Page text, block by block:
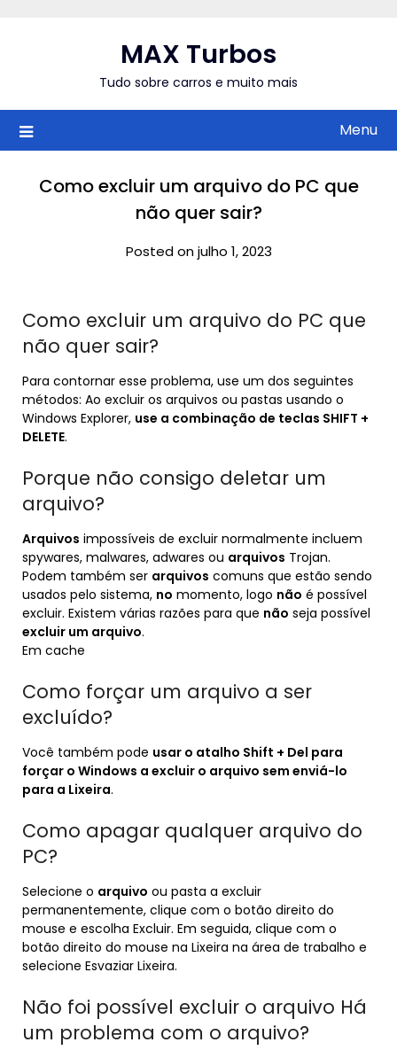
MAX Turbos
Tudo sobre carros e muito mais
Menu
Como excluir um arquivo do PC que
não quer sair?
Posted on julho 1, 2023
Como excluir um arquivo do PC que
não quer sair?
Para contornar esse problema, use um dos seguintes
métodos: Ao excluir os arquivos ou pastas usando o
Windows Explorer, use a combinação de teclas SHIFT +
DELETE.
Porque não consigo deletar um
arquivo?
Arquivos impossíveis de excluir normalmente incluem
spywares, malwares, adwares ou arquivos Trojan.
Podem também ser arquivos comuns que estão sendo
usados pelo sistema, no momento, logo não é possível
excluir. Existem várias razões para que não seja possível
excluir um arquivo.
Em cache
Como forçar um arquivo a ser
excluído?
Você também pode usar o atalho Shift + Del para
forçar o Windows a excluir o arquivo sem enviá-lo
para a Lixeira.
Como apagar qualquer arquivo do
PC?
Selecione o arquivo ou pasta a excluir
permanentemente, clique com o botão direito do
mouse e escolha Excluir. Em seguida, clique com o
botão direito do mouse na Lixeira na área de trabalho e
selecione Esvaziar Lixeira.
Não foi possível excluir o arquivo Há
um problema com o arquivo?